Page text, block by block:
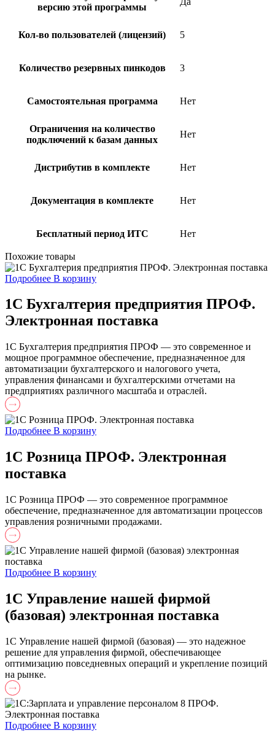
версию этой программы
Кол-во пользователей (лицензий) 5
Количество резервных пинкодов 3
Самостоятельная программа Нет
Ограничения на количество
подключений к базам данных
Нет
Дистрибутив в комплекте Нет
Документация в комплекте Нет
Бесплатный период ИТС Нет
Похожие товары
Подробнее В корзину
1С Бухгалтерия предприятия ПРОФ.
Электронная поставка
1С Бухгалтерия предприятия ПРОФ — это современное и
мощное программное обеспечение, предназначенное для
автоматизации бухгалтерского и налогового учета,
управления финансами и бухгалтерскими отчетами на
предприятиях различного масштаба и отраслей.
Подробнее В корзину
1С Розница ПРОФ. Электронная
поставка
1С Розница ПРОФ — это современное программное
обеспечение, предназначенное для автоматизации процессов
управления розничными продажами.
Подробнее В корзину
1С Управление нашей фирмой
(базовая) электронная поставка
1С Управление нашей фирмой (базовая) — это надежное
решение для управления фирмой, обеспечивающее
оптимизацию повседневных операций и укрепление позиций
на рынке.
Подробнее В корзину